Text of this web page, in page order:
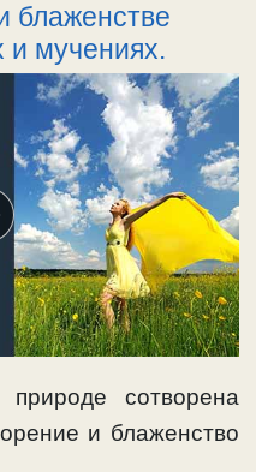
блаженстве
и мучениях.
сотворена
и блаженство